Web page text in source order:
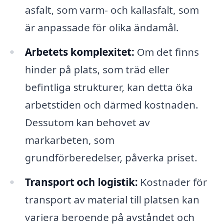
asfalt, som varm- och kallasfalt, som
är anpassade för olika ändamål.
Arbetets komplexitet: Om det finns
hinder på plats, som träd eller
befintliga strukturer, kan detta öka
arbetstiden och därmed kostnaden.
Dessutom kan behovet av
markarbeten, som
grundförberedelser, påverka priset.
Transport och logistik: Kostnader för
transport av material till platsen kan
variera beroende på avståndet och